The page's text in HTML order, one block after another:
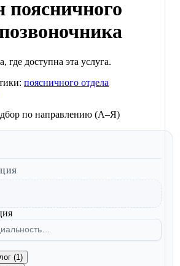
поясничного
где доступна эта услуга.
поясничного отдела
по направлению (A–Я)
(1)